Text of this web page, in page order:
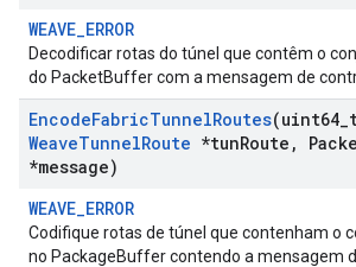
WEAVE_ERROR
Decodificar rotas do túnel que contêm o
do PacketBuffer com a mensagem de
EncodeFabricTunnelRoutes(uint64
WeaveTunnelRoute *tunRoute ,
*message)
WEAVE_ERROR
Codifique rotas de túnel que contenham o
no PackageBuffer contendo a mensagem